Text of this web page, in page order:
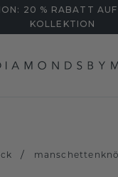
20 % RABATT
KOLLEKTION
/